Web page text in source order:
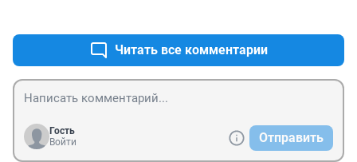
Читать все комментарии
Гость
Войти
Отправить